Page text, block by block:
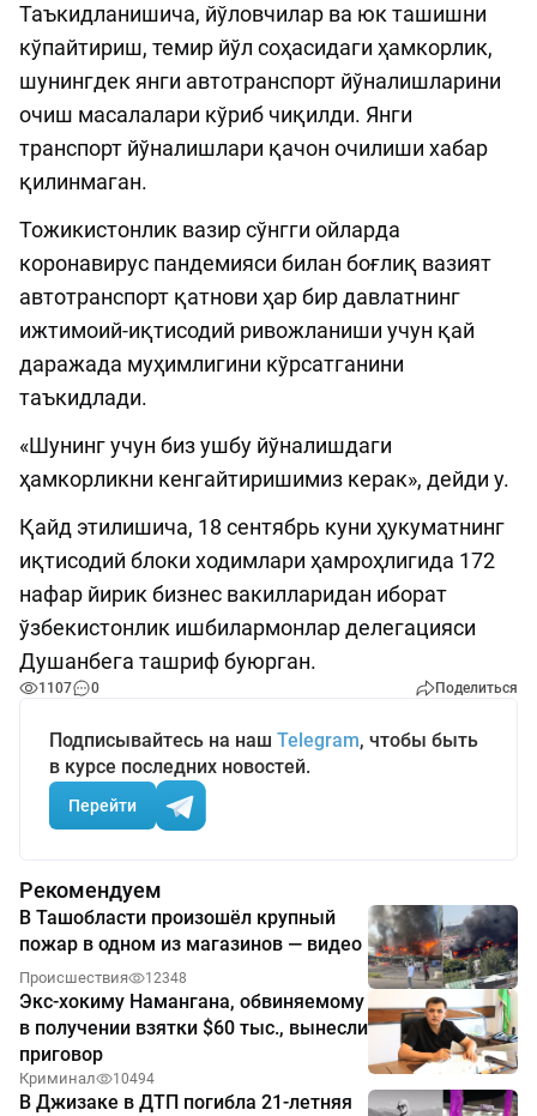
Таъкидланишича, йўловчилар ва юк ташишни
кўпайтириш, темир йўл соҳасидаги ҳамкорлик,
шунингдек янги автотранспорт йўналишларини
очиш масалалари кўриб чиқилди. Янги
транспорт йўналишлари қачон очилиши хабар
қилинмаган.
Тожикистонлик вазир сўнгги ойларда
коронавирус пандемияси билан боғлиқ вазият
автотранспорт қатнови ҳар бир давлатнинг
ижтимоий-иқтисодий ривожланиши учун қай
даражада муҳимлигини кўрсатганини
таъкидлади.
«Шунинг учун биз ушбу йўналишдаги
ҳамкорликни кенгайтиришимиз керак», дейди у.
Қайд этилишича, 18 сентябрь куни ҳукуматнинг
иқтисодий блоки ходимлари ҳамроҳлигида 172
нафар йирик бизнес вакилларидан иборат
ўзбекистонлик ишбилармонлар делегацияси
Душанбега ташриф буюрган.
1107 0 Поделиться
Подписывайтесь на наш Telegram, чтобы быть
в курсе последних новостей.
Перейти
Рекомендуем
В Ташобласти произошёл крупный
пожар в одном из магазинов — видео
Происшествия 12348
Экс-хокиму Намангана, обвиняемому
в получении взятки $60 тыс., вынесли
приговор
Криминал 10494
В Джизаке в ДТП погибла 21-летняя